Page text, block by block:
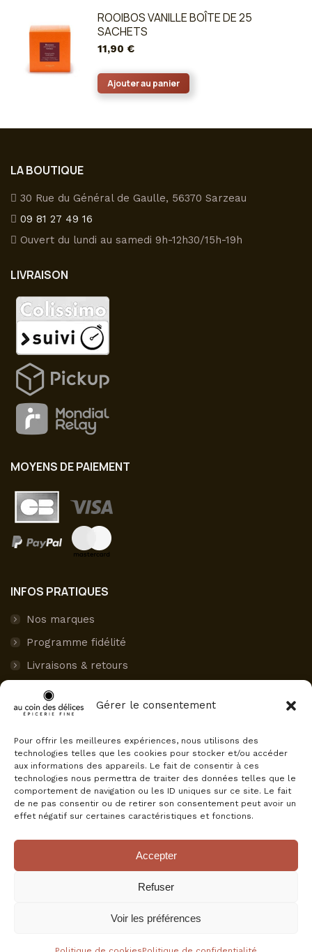
Gérer le consentement
Pour offrir les meilleures expériences, nous utilisons des
technologies telles que les cookies pour stocker et/ou accéder
aux informations des appareils. Le fait de consentir à ces
technologies nous permettra de traiter des données telles que le
comportement de navigation ou les ID uniques sur ce site. Le fait
de ne pas consentir ou de retirer son consentement peut avoir un
effet négatif sur certaines caractéristiques et fonctions.
Accepter
Refuser
Voir les préférences
être
produit
a
choisies
du
ROOIBOS VANILLE BOÎTE DE 25
SACHETS
11,90 €
Ajouter au panier
LA BOUTIQUE
30 Rue du Général de Gaulle, 56370 Sarzeau
09 81 27 49 16
Ouvert du lundi au samedi 9h-12h30/15h-19h
LIVRAISON
MOYENS DE PAIEMENT
INFOS PRATIQUES
Nos marques
Programme fidélité
Livraisons & retours
Paiement sécurisé
Mon compte
AVIS CLIENTS
Au Coin des Délices
4.5
Basé sur 75 avis
powered byGoogle
+ d'infos